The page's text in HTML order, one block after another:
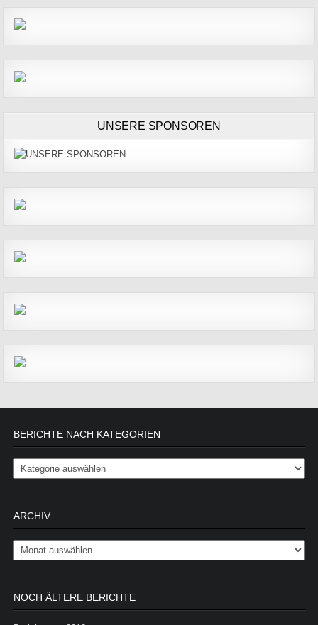
UNSERE SPONSOREN
BERICHTE NACH KATEGORIEN
Berichte nach Kategorien
ARCHIV
Archiv
NOCH ÄLTERE BERICHTE